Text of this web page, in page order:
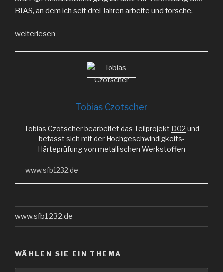
BIAS, an dem ich seit drei Jahren arbeite und forsche.
„Besuch
weiterlesen
Tobias Czotscher
Tobias Czotscher bearbeitet das Teilprojekt D02 und
befasst sich mit der Hochgeschwindigkeits-
Härteprüfung von metallischen Werkstoffen
www.sfb1232.de
www.sfb1232.de
WÄHLEN SIE EIN THEMA